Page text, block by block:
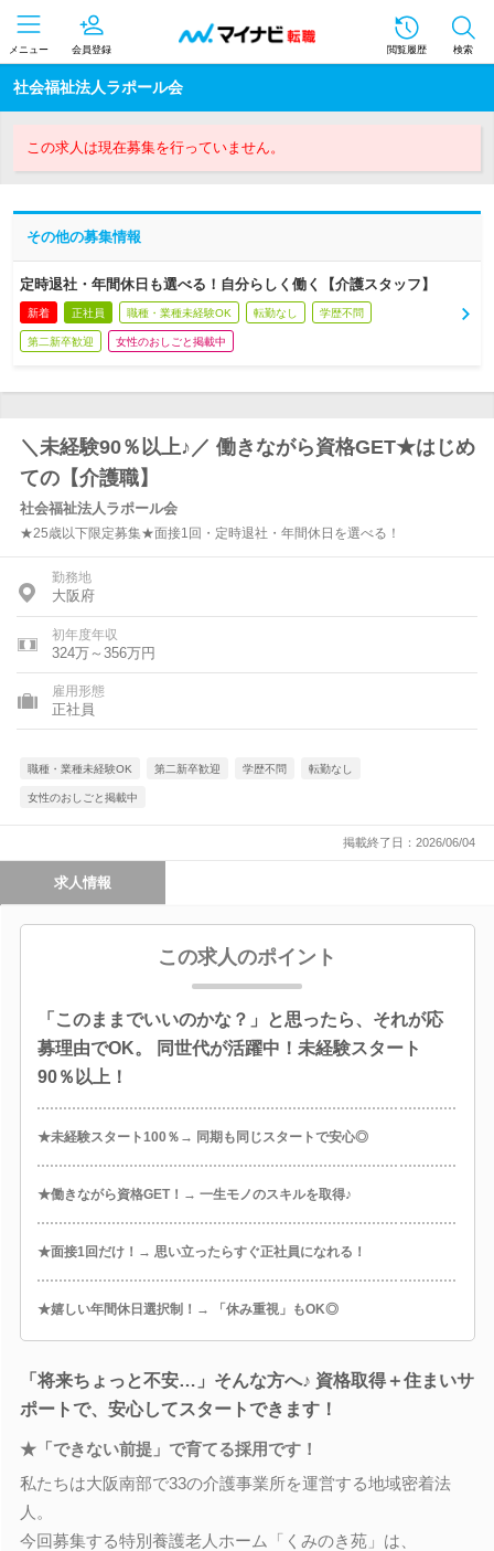
メニュー 会員登録 閲覧履歴 検索
社会福祉法人ラポール会
この求人は現在募集を行っていません。
その他の募集情報
定時退社・年間休日も選べる！自分らしく働く【介護スタッフ】
新着 正社員 職種・業種未経験OK 転勤なし 学歴不問
第二新卒歓迎 女性のおしごと掲載中
＼未経験90％以上♪／ 働きながら資格GET★はじめ
ての【介護職】
社会福祉法人ラポール会
★25歳以下限定募集★面接1回・定時退社・年間休日を選べる！
勤務地
大阪府
初年度年収
324万～356万円
雇用形態
正社員
職種・業種未経験OK 第二新卒歓迎 学歴不問 転勤なし
女性のおしごと掲載中
掲載終了日：2026/06/04
求人情報
この求人のポイント
「このままでいいのかな？」と思ったら、それが応
募理由でOK。 同世代が活躍中！未経験スタート
90％以上！
★未経験スタート100％→ 同期も同じスタートで安心◎
★働きながら資格GET！→ 一生モノのスキルを取得♪
★面接1回だけ！→ 思い立ったらすぐ正社員になれる！
★嬉しい年間休日選択制！→ 「休み重視」もOK◎
「将来ちょっと不安…」そんな方へ♪ 資格取得＋住まいサ
ポートで、安心してスタートできます！
★「できない前提」で育てる採用です！
私たちは大阪南部で33の介護事業所を運営する地域密着法
人。
今回募集する特別養護老人ホーム「くみのき苑」は、